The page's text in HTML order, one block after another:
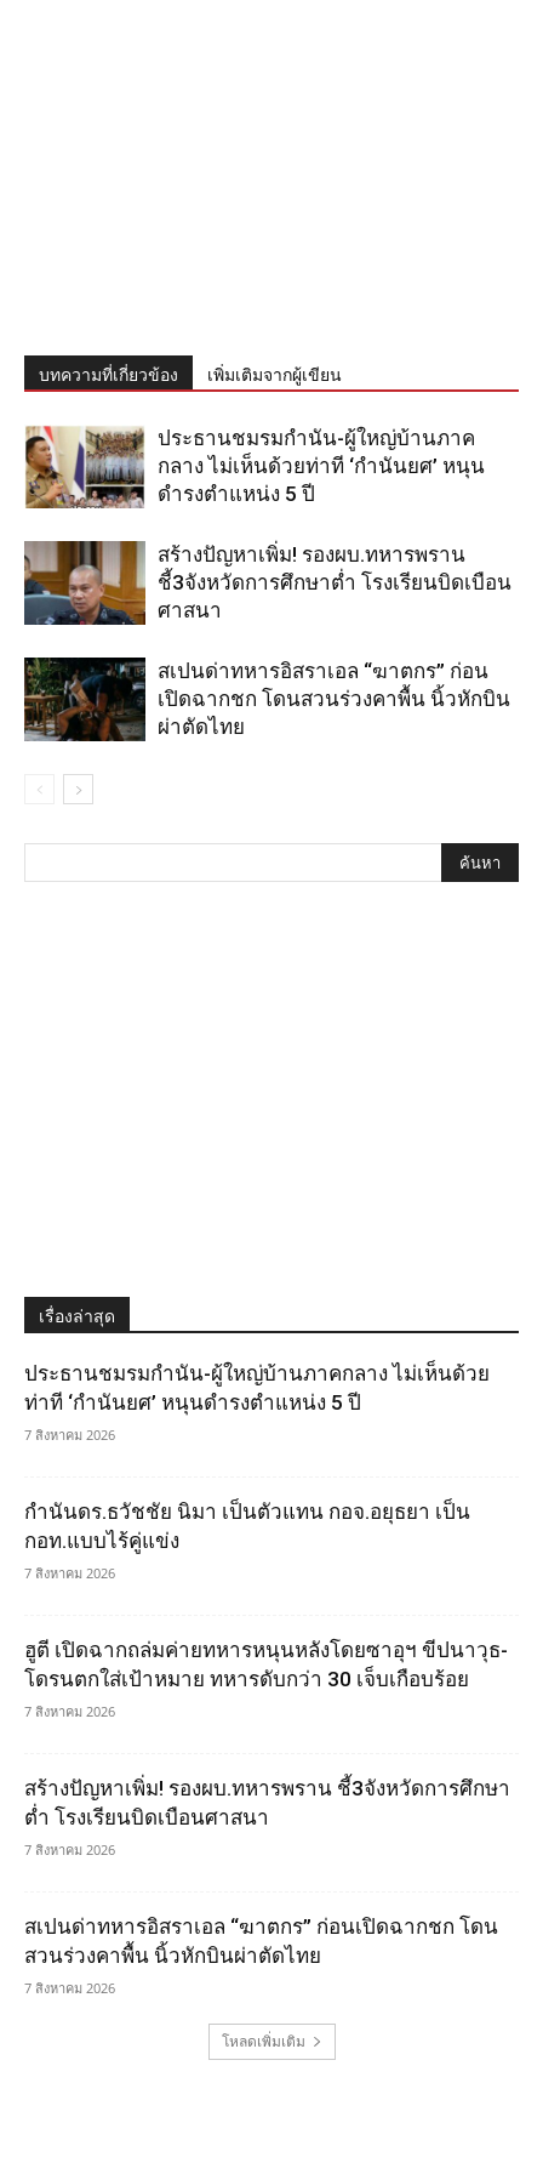
บทความที่เกี่ยวข้อง เพิ่มเติมจากผู้เขียน
ประธานชมรมกำนัน-ผู้ใหญ่บ้านภาค
กลาง ไม่เห็นด้วยท่าที ‘กำนันยศ’ หนุน
ดำรงตำแหน่ง 5 ปี
สร้างปัญหาเพิ่ม! รองผบ.ทหารพราน
ชี้3จังหวัดการศึกษาต่ำ โรงเรียนบิดเบือน
ศาสนา
สเปนด่าทหารอิสราเอล “ฆาตกร” ก่อน
เปิดฉากชก โดนสวนร่วงคาพื้น นิ้วหักบิน
ผ่าตัดไทย
เรื่องล่าสุด
ประธานชมรมกำนัน-ผู้ใหญ่บ้านภาคกลาง ไม่เห็นด้วย
ท่าที ‘กำนันยศ’ หนุนดำรงตำแหน่ง 5 ปี
7 สิงหาคม 2026
กำนันดร.ธวัชชัย นิมา เป็นตัวแทน กอจ.อยุธยา เป็น
กอท.แบบไร้คู่แข่ง
7 สิงหาคม 2026
ฮูตี เปิดฉากถล่มค่ายทหารหนุนหลังโดยซาอุฯ ขีปนาวุธ-
โดรนตกใส่เป้าหมาย ทหารดับกว่า 30 เจ็บเกือบร้อย
7 สิงหาคม 2026
สร้างปัญหาเพิ่ม! รองผบ.ทหารพราน ชี้3จังหวัดการศึกษา
ต่ำ โรงเรียนบิดเบือนศาสนา
7 สิงหาคม 2026
สเปนด่าทหารอิสราเอล “ฆาตกร” ก่อนเปิดฉากชก โดน
สวนร่วงคาพื้น นิ้วหักบินผ่าตัดไทย
7 สิงหาคม 2026
โหลดเพิ่มเติม